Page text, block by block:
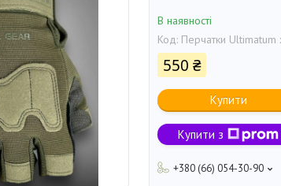
В наявності
Код: Перчатки Ultimatum
550 ₴
Купити
Купити з
+380 (66) 054-30-90